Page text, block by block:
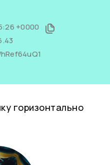
+0000
горизонтально